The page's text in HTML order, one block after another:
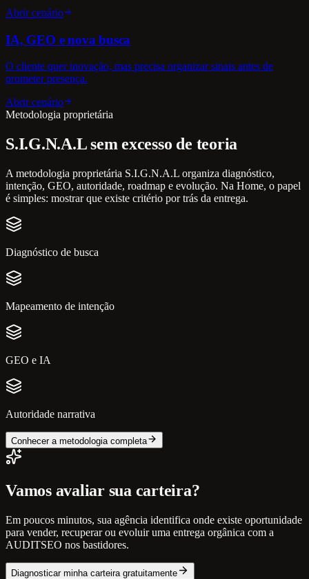
Abrir cenário
IA, GEO e nova busca
O cliente quer inovação, mas precisa organizar sinais antes de
prometer presença.
Abrir cenário
Metodologia proprietária
S.I.G.N.A.L sem excesso de teoria
A metodologia proprietária S.I.G.N.A.L organiza diagnóstico,
intenção, GEO, autoridade, roadmap e evolução. Na Home, o papel
é simples: mostrar que existe critério por trás da entrega.
Diagnóstico de busca
Mapeamento de intenção
GEO e IA
Autoridade narrativa
Conhecer a metodologia completa
Vamos avaliar sua carteira?
Em poucos minutos, sua agência identifica onde existe oportunidade
para vender, recuperar ou evoluir uma entrega orgânica com a
AUDITSEO nos bastidores.
Diagnosticar minha carteira gratuitamente